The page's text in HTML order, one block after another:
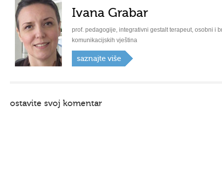
Ivana Grabar
prof. pedagogije, integrativni gestalt terapeut, osobni i
komunikacijskih vještina
saznajte više
ostavite svoj komentar